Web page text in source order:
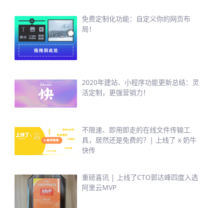
免费定制化功能：自定义你的网页布
局！
2020年建站、小程序功能更新总结：灵
活定制，更强营销力！
不限速、即用即走的在线文件传输工
具，居然还是免费的？| 上线了 x 奶牛
快传
重磅喜讯 | 上线了CTO郭达峰四度入选
阿里云MVP